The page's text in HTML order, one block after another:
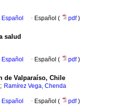
· Español ( pdf)
salud
· Español ( pdf)
de Valparaíso, Chile
; Ramírez Vega, Chenda
· Español ( pdf)